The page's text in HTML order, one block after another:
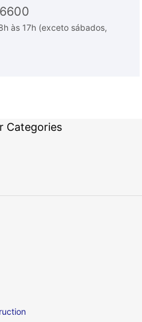
às 17h (exceto sábados,
Categories